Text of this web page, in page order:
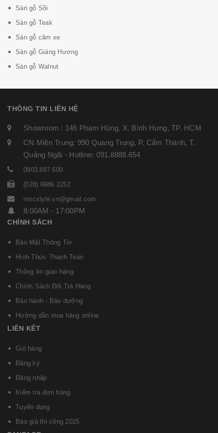
Sàn gỗ Sồi
Sàn gỗ Teak
Sàn gỗ căm xe
Sàn gỗ Giáng Hương
Sàn gỗ Walnut
THÔNG TIN LIÊN HỆ
Showroom : 146 Phạm Hùng, X. Bình Hưng, TP. HCM
CN Miền Trung: 990 Quang Trung, P. Cẩm Thành, T.
Quảng Ngãi - Hotline: 091.8888.654
0903.887.600
(028) 6686 2252
mocstyle.vn@gmail.com
8:00AM - 17:00PM
CHÍNH SÁCH
Bảo Mật Thông Tin
Hình Thức Thanh Toán
Thông tin giao hàng
Chính Sách Đổi Trả Hàng
Bảo hành - Bảo dưỡng
Hướng dẫn mua hàng online
LIÊN KẾT
Giỏ hàng
Đăng ký
Đăng nhập
Kiểm tra đơn hàng
Tuyển dụng
Báo giá thi công 2025